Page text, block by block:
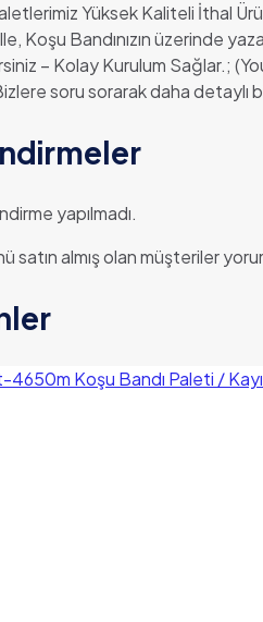
Yüksek Kaliteli İthal
Koşu Bandınızın üzerinde
– Kolay Kurulum Sağlar.;
soru sorarak daha detaylı
yapılmadı.
satın almış olan müşteriler